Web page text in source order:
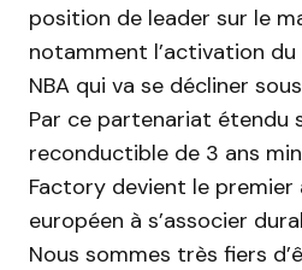
position de leader sur le
notamment l’activation
NBA qui va se décliner
Par ce partenariat étendu
reconductible de 3 ans
Factory devient le
européen à s’associer
Nous sommes très fiers